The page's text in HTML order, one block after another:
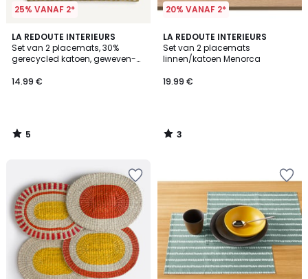
25% VANAF 2*
LA REDOUTE INTERIEURS
Set van 2 placemats, 30%
gerecycled katoen, geweven-
14.99 €
5
/
5
5
/
20% VANAF 2*
LA REDOUTE INTERIEURS
Set van 2 placemats
linnen/katoen Menorca
19.99 €
3
/
5
3
/